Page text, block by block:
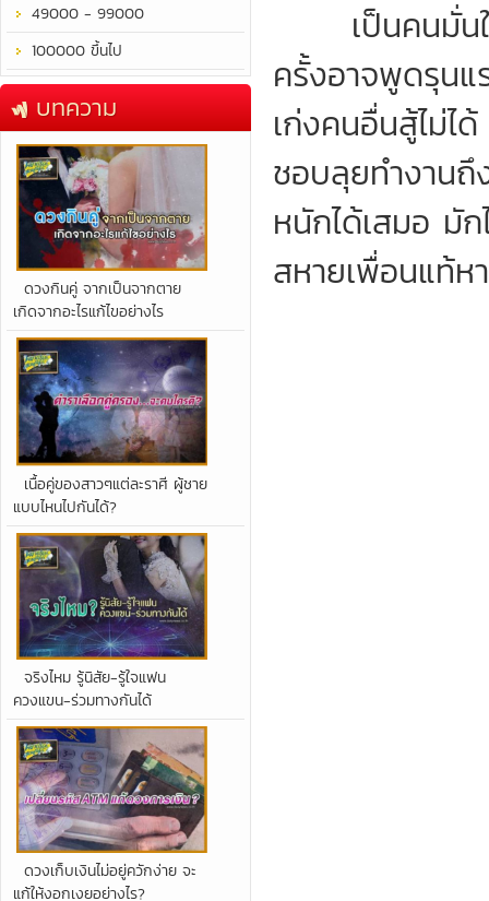
49000 - 99000
100000 ขึ้นไป
บทความ
​ดวงกินคู่ จากเป็นจากตาย
เกิดจากอะไรแก้ไขอย่างไร
เนื้อคู่ของสาวๆแต่ละราศี ผู้ชาย
แบบไหนไปกันได้?
จริงไหม รู้นิสัย-รู้ใจแฟน
ควงแขน-ร่วมทางกันได้
ดวงเก็บเงินไม่อยู่ควักง่าย จะ
แก้ให้งอกเงยอย่างไร?
เป็นคนมั่นใจ
ครั้งอาจพูดรุน
เก่งคนอื่นสู้ไม่ไ
ชอบลุยทำงาน
หนักได้เสมอ มั
สหายเพื่อนแท้ห